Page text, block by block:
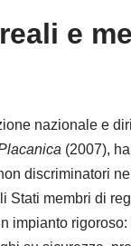
e
nazionale e
(2007),
discriminatori
membri di
impianto